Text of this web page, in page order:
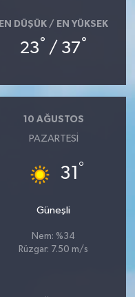
EN DÜŞÜK / EN YÜKSEK
23° / 37°
10 AĞUSTOS
PAZARTESI
31 °
Güneşli
Nem: %34
Rüzgar: 7.50 m/s